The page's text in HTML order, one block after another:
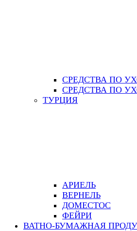
СРЕДСТВА ПО
СРЕДСТВА ПО
ТУРЦИЯ
АРИЕЛЬ
ВЕРНЕЛЬ
ДОМЕСТОС
ФЕЙРИ
ВАТНО-БУМАЖНАЯ